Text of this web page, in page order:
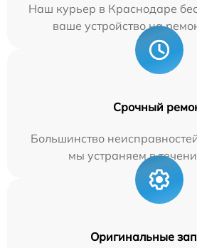
Наш курьер в Краснодаре
ваше устройство на
Срочный
Большинство
мы устраняем в
Оригинальные